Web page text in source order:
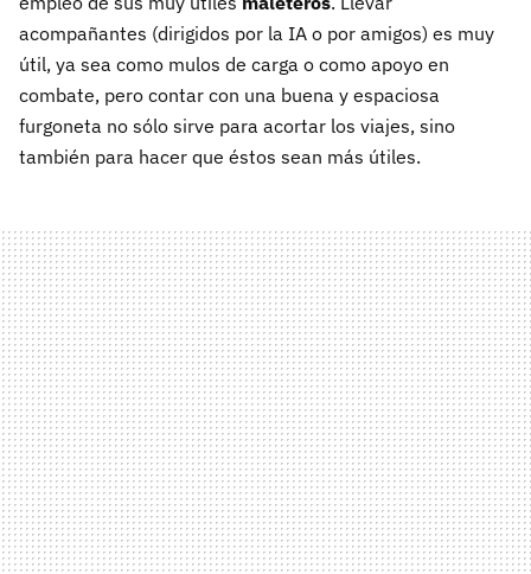
acompañantes (dirigidos por la IA o por amigos) es muy
útil, ya sea como mulos de carga o como apoyo en
combate, pero contar con una buena y espaciosa
furgoneta no sólo sirve para acortar los viajes, sino
también para hacer que éstos sean más útiles.